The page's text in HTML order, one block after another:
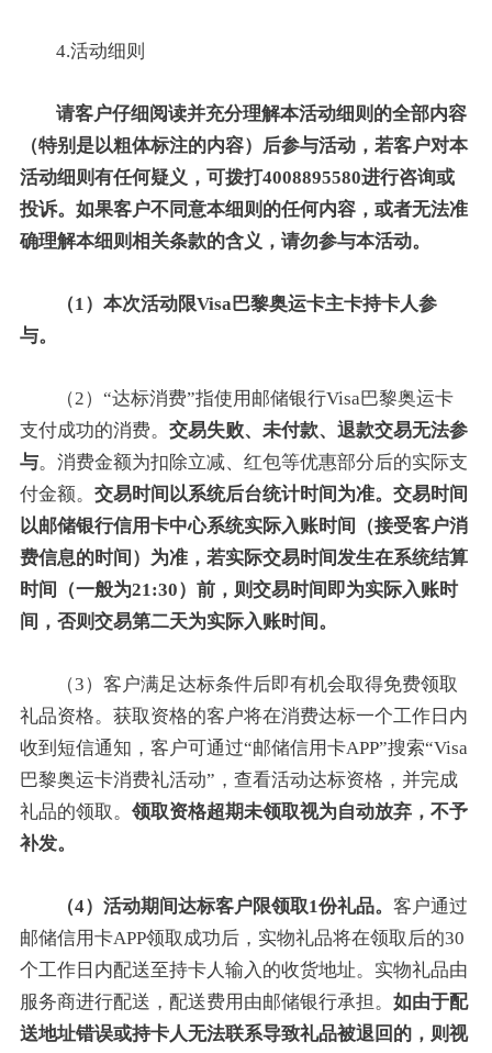
4.活动细则
请客户仔细阅读并充分理解本活动细则的全部内容
（特别是以粗体标注的内容）后参与活动，若客户对本
活动细则有任何疑义，可拨打4008895580进行咨询或
投诉。如果客户不同意本细则的任何内容，或者无法准
确理解本细则相关条款的含义，请勿参与本活动。
（1）本次活动限Visa巴黎奥运卡主卡持卡人参
与。
（2）“达标消费”指使用邮储银行Visa巴黎奥运卡
支付成功的消费。 交易失败、未付款、退款交易无法参
与。消费金额为扣除立减、红包等优惠部分后的实际支
付金额。 交易时间以系统后台统计时间为准。交易时间
以邮储银行信用卡中心系统实际入账时间（接受客户消
费信息的时间）为准，若实际交易时间发生在系统结算
时间（一般为21:30）前，则交易时间即为实际入账时
间，否则交易第二天为实际入账时间。
（3）客户满足达标条件后即有机会取得免费领取
礼品资格。获取资格的客户将在消费达标一个工作日内
收到短信通知，客户可通过“邮储信用卡APP”搜索“Visa
巴黎奥运卡消费礼活动”，查看活动达标资格，并完成
礼品的领取。 领取资格超期未领取视为自动放弃，不予
补发。
（4）活动期间达标客户限领取1份礼品。客户通过
邮储信用卡APP领取成功后，实物礼品将在领取后的30
个工作日内配送至持卡人输入的收货地址。实物礼品由
服务商进行配送，配送费用由邮储银行承担。 如由于配
送地址错误或持卡人无法联系导致礼品被退回的，则视